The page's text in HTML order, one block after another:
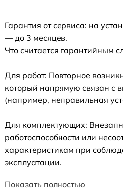
Гарантия от сервиса: на
— до 3 месяцев.
Что считается гарантийным
Для работ: Повторное
который напрямую связан с
(например, неправильная
Для комплектующих:
работоспособности или
характеристикам при
эксплуатации.
Показать полностью